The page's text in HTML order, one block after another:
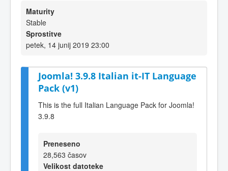
Maturity
Stable
Sprostitve
petek, 14 junij 2019 23:00
Joomla! 3.9.8 Italian it-IT Language
Pack (v1)
This is the full Italian Language Pack for Joomla!
3.9.8
Preneseno
28,563 časov
Velikost datoteke